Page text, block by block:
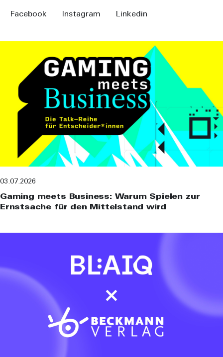
Facebook Instagram Linkedin
03.07.2026
Gaming meets Business: Warum Spielen zur
Ernstsache für den Mittelstand wird